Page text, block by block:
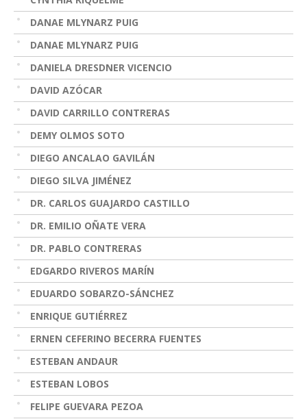
DANAE MLYNARZ PUIG
DANAE MLYNARZ PUIG
DANIELA DRESDNER VICENCIO
DAVID AZÓCAR
DAVID CARRILLO CONTRERAS
DEMY OLMOS SOTO
DIEGO ANCALAO GAVILÁN
DIEGO SILVA JIMÉNEZ
DR. CARLOS GUAJARDO CASTILLO
DR. EMILIO OÑATE VERA
DR. PABLO CONTRERAS
EDGARDO RIVEROS MARÍN
EDUARDO SOBARZO-SÁNCHEZ
ENRIQUE GUTIÉRREZ
ERNEN CEFERINO BECERRA FUENTES
ESTEBAN ANDAUR
ESTEBAN LOBOS
FELIPE GUEVARA PEZOA